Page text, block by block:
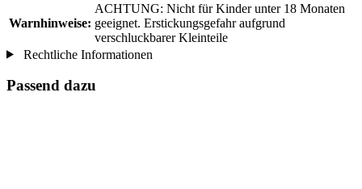
Warnhinweise:
ACHTUNG: Nicht für Kinder unter 18 Monaten
geeignet. Erstickungsgefahr aufgrund
verschluckbarer Kleinteile
Rechtliche Informationen
Passend dazu